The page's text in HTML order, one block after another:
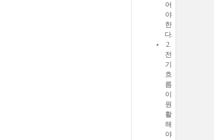
어
야
한
다.
2.
전
기
흐
름
이
원
활
해
야